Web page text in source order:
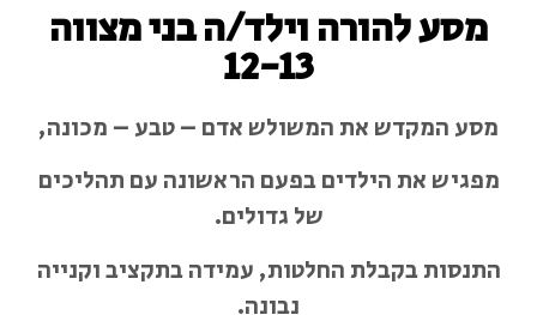
מסע להורה וילד/ה בני מצווה
12-13
מסע המקדש את המשולש אדם – טבע – מכונה,
מפגיש את הילדים בפעם הראשונה עם תהליכים
של גדולים.
התנסות בקבלת החלטות, עמידה בתקציב וקנייה
נבונה.